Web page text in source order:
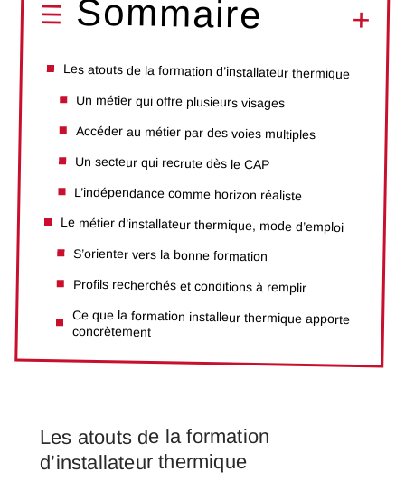
Sommaire
Les atouts de la formation d’installateur thermique
Un métier qui offre plusieurs visages
Accéder au métier par des voies multiples
Un secteur qui recrute dès le CAP
L’indépendance comme horizon réaliste
Le métier d’installateur thermique, mode d’emploi
S’orienter vers la bonne formation
Profils recherchés et conditions à remplir
Ce que la formation installeur thermique apporte
concrètement
Les atouts de la formation
d’installateur thermique